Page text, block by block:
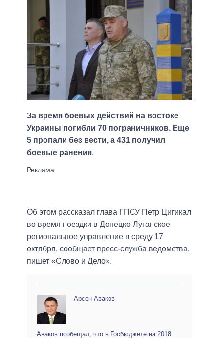
За время боевых действий на востоке
Украины погибли 70 пограничников. Еще
5 пропали без вести, а 431 получил
боевые ранения.
Об этом рассказал глава ГПСУ Петр Цигикал
во время поездки в Донецко-Луганское
региональное управление в среду 17
октября, сообщает пресс-служба ведомства,
пишет «Слово и Дело».
Арсен Аваков
Аваков пообещал, что в Госбюджете на 2018